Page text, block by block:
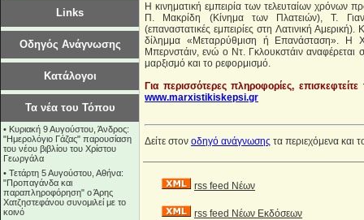
Links
Οδηγός Ανάγνωσης
Κατάλογοι
Τα νέα του Τόπου
• Κυριακή 9 Αυγούστου, Άνδρος:
"Ημερολόγιο Γάζας" παρουσίαση
του νέου βιβλίου του Χρίστου
Γεωργάλα
• Τετάρτη 5 Αυγούστου, Αθήνα:
"Προπαγάνδα και
παραπληροφόρηση" ο Άρης
Χατζηστεφάνου συνομιλεί με το
κοινό
Η κινηματική εμπειρία των τελευταίων χρόνων
Π. Μακρίδη (Κίνημα των Πλατειών), Τ.
(επαναστατικές εμπειρίες στη Λατινική
δίλημμα «Μεταρρύθμιση ή Επανάσταση». Η
Μπερνστάιν, ενώ ο Ντ. Γκλουκστάιν
μαρξισμό και το ρεφορμισμό.
Για περισσότερες πληροφορίες,
www.marxistikiskepsi.gr
Δείτε στον οδηγό ανάγνωσης τα περιεχόμενα και
rss feed Νέων
rss feed Νέων Εκδόσεων